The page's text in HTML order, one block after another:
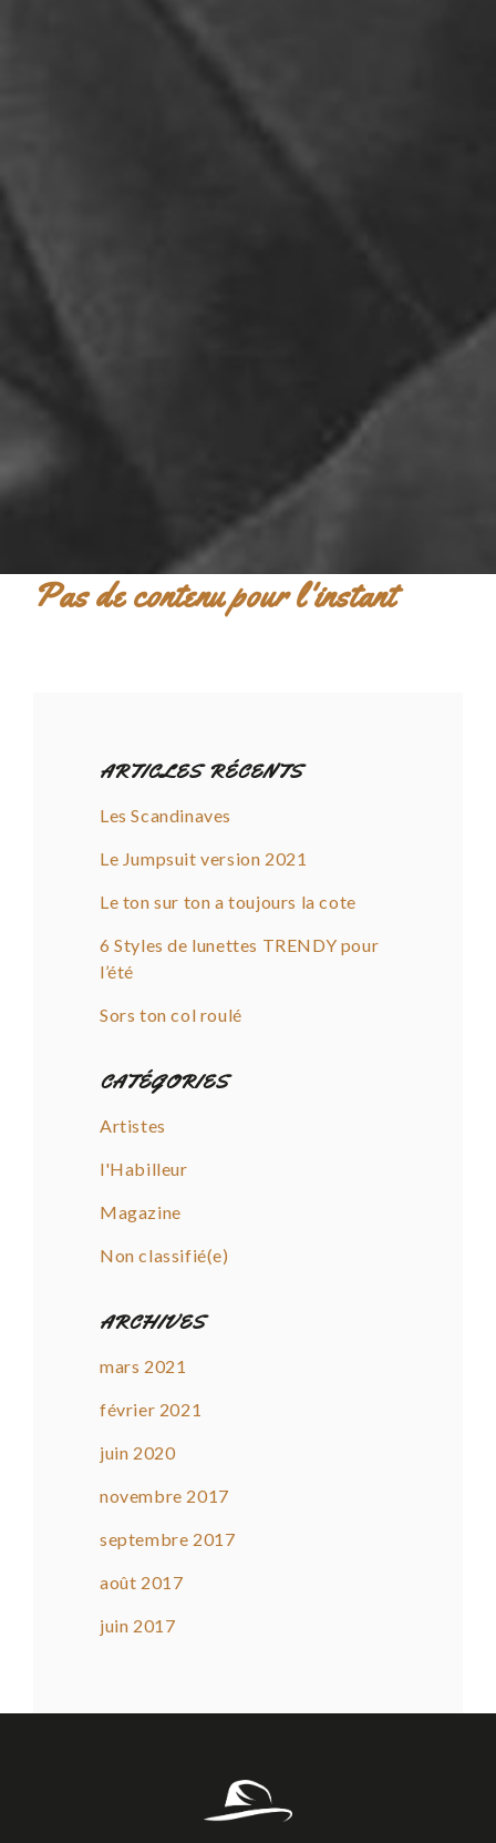
Pas de contenu pour l'instant
ARTICLES RÉCENTS
Les Scandinaves
Le Jumpsuit version 2021
Le ton sur ton a toujours la cote
6 Styles de lunettes TRENDY pour
l’été
Sors ton col roulé
CATÉGORIES
Artistes
l'Habilleur
Magazine
Non classifié(e)
ARCHIVES
mars 2021
février 2021
juin 2020
novembre 2017
septembre 2017
août 2017
juin 2017